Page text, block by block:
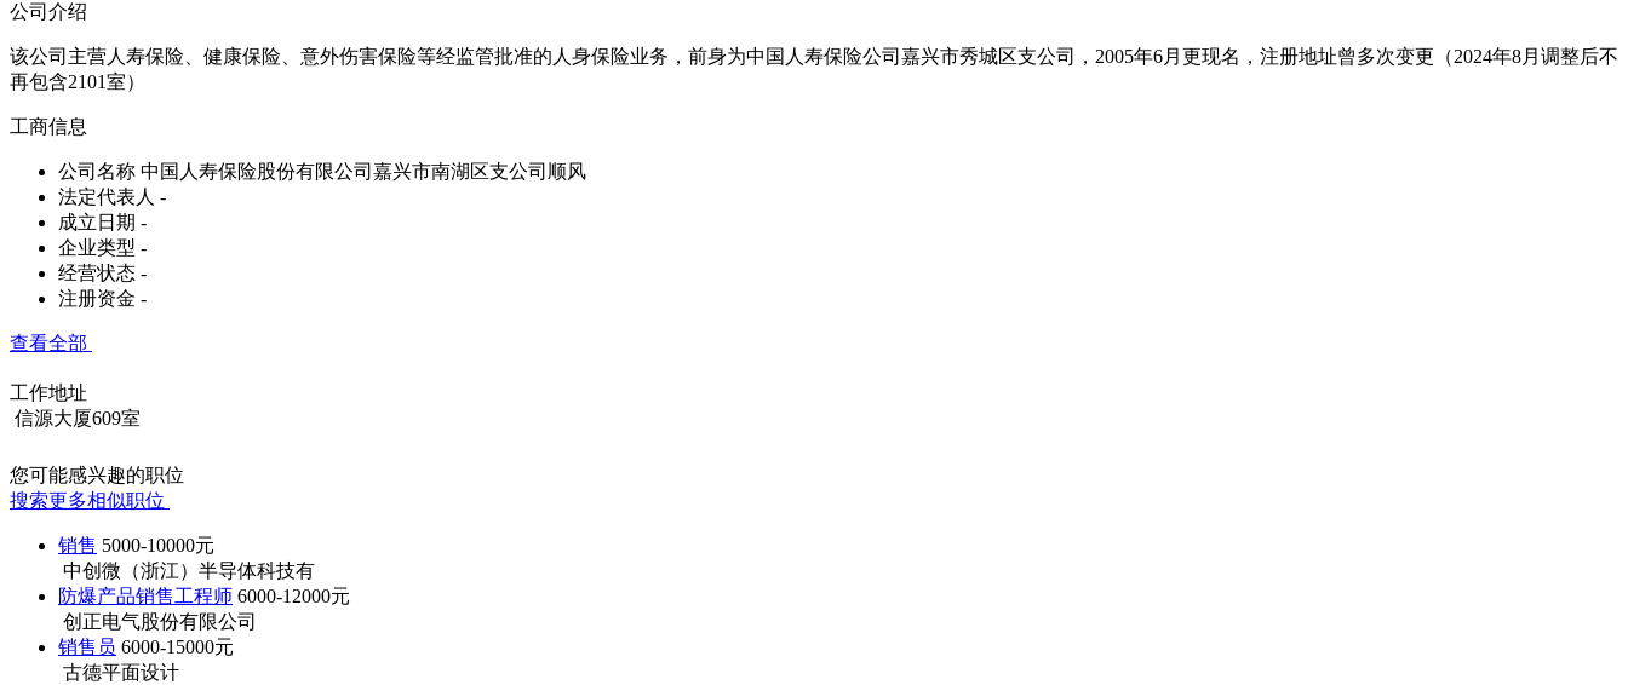
公司介绍
该公司主营人寿保险、健康保险、意外伤害保险等经监管批准的人身保险业务，前身为中国人寿保险公司嘉兴市秀城区支公司，2005年6月更现名，注册地址曾多次变更（2024年8月调整后不
再包含2101室）
工商信息
公司名称 中国人寿保险股份有限公司嘉兴市南湖区支公司顺风
法定代表人 -
成立日期 -
企业类型 -
经营状态 -
注册资金 -
查看全部
工作地址
信源大厦609室
您可能感兴趣的职位
搜索更多相似职位
销售 5000-10000元
中创微（浙江）半导体科技有
防爆产品销售工程师 6000-12000元
创正电气股份有限公司
销售员 6000-15000元
古德平面设计